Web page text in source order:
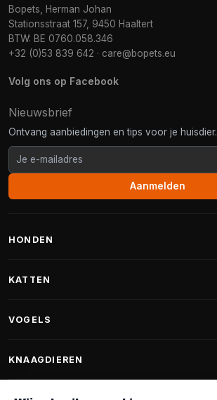
Bopets, Herman Johan
Stationsstraat 157, 9450 Haaltert
BTW: BE 0760.058.346
+32 (0)53 839 642 · care@bopets.eu
Volg ons op Facebook
Nieuwsbrief
Ontvang aanbiedingen en tips voor je huisdier.
Aanmelden
HONDEN
Fantail hondenmanden
KATTEN
Krabpalen voor Maine Coon
VOGELS
Vogelvoer binnenvogels
KNAAGDIEREN